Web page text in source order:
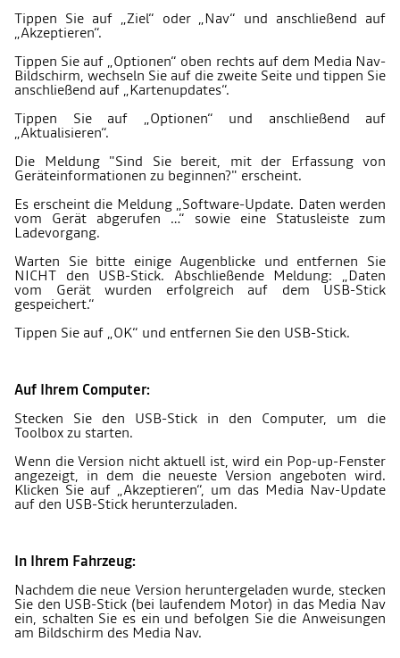
Tippen Sie auf „Ziel“ oder „Nav“ und anschließend auf
„Akzeptieren“.
Tippen Sie auf „Optionen“ oben rechts auf dem Media Nav-
Bildschirm, wechseln Sie auf die zweite Seite und tippen Sie
anschließend auf „Kartenupdates“.
Tippen Sie auf „Optionen“ und anschließend auf
„Aktualisieren“.
Die Meldung "Sind Sie bereit, mit der Erfassung von
Geräteinformationen zu beginnen?" erscheint.
Es erscheint die Meldung „Software-Update. Daten werden
vom Gerät abgerufen …“ sowie eine Statusleiste zum
Ladevorgang.
Warten Sie bitte einige Augenblicke und entfernen Sie
NICHT den USB-Stick. Abschließende Meldung: „Daten
vom Gerät wurden erfolgreich auf dem USB-Stick
gespeichert.“
Tippen Sie auf „OK“ und entfernen Sie den USB-Stick.
Auf Ihrem Computer:
Stecken Sie den USB-Stick in den Computer, um die
Toolbox zu starten.
Wenn die Version nicht aktuell ist, wird ein Pop-up-Fenster
angezeigt, in dem die neueste Version angeboten wird.
Klicken Sie auf „Akzeptieren“, um das Media Nav-Update
auf den USB-Stick herunterzuladen.
In Ihrem Fahrzeug:
Nachdem die neue Version heruntergeladen wurde, stecken
Sie den USB-Stick (bei laufendem Motor) in das Media Nav
ein, schalten Sie es ein und befolgen Sie die Anweisungen
am Bildschirm des Media Nav.